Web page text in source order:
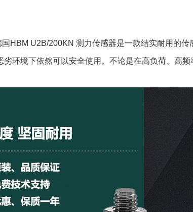
HBM U2B/200KN 测力传感器是一款结实耐用的
劣环境下依然可以安全使用。不论是在高负荷、高